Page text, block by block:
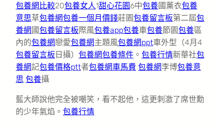
包養網比較20包養女人1甜心花園6中包養國薰衣包養
意思草包養網包養一個月價錢莊園包養留言板第二屆包
養網 國包養留言板際風包養app包養車包養節園包養區
內的包養網戀愛包養網主題風包養網ppt車外型（4月4
包養留言板 日攝） 包養網包養條件 。 包養行情新華社包
養網記包養價格ptt者包養網車馬費 包養網李博包養意
思 包養攝
藍大師說他完全被嘲笑，看不起他，這更刺激了席世勳
的少年氣焰。 包養行情